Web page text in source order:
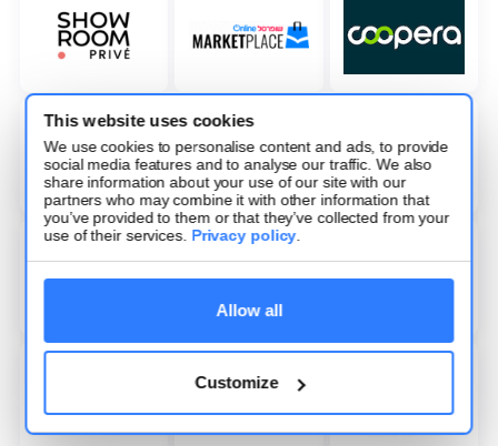
This website uses cookies
We use cookies to personalise content and ads, to provide
social media features and to analyse our traffic. We also
share information about your use of our site with our
partners who may combine it with other information that
you’ve provided to them or that they’ve collected from your
use of their services. Privacy policy.
Allow all
Customize